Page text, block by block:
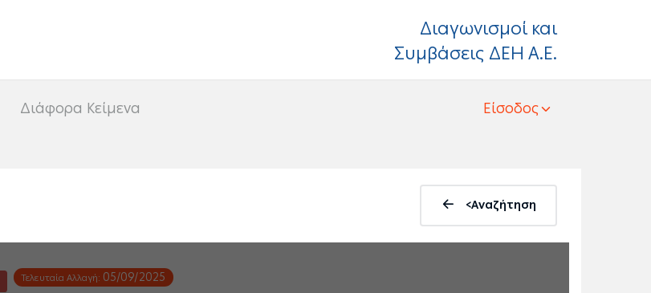
Διαγωνισμοί και
Συμβάσεις ΔΕΗ Α.Ε.
Διάφορα Κείμενα Είσοδος
<Αναζήτηση
Τελευταία Αλλαγή: 05/09/2025